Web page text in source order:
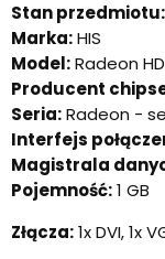
Stan przedmiotu:
Marka:HIS
Model:Radeon
Producent
Seria:Radeon -
Interfejs
Magistrala
Pojemność:1 GB
Złącza:1x DVI, 1x